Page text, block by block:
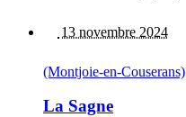
13 novembre 2024
(Montjoie-en-Couserans)
La Sagne